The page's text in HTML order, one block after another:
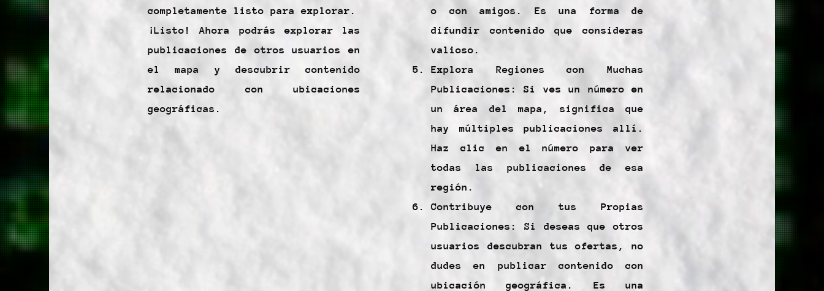
completamente listo para explorar.
¡Listo! Ahora podrás explorar las
publicaciones de otros usuarios en
el mapa y descubrir contenido
relacionado con ubicaciones
geográficas.
o con amigos. Es una forma de
difundir contenido que consideras
valioso.
Explora Regiones con Muchas
Publicaciones: Si ves un número en
un área del mapa, significa que
hay múltiples publicaciones allí.
Haz clic en el número para ver
todas las publicaciones de esa
región.
Contribuye con tus Propias
Publicaciones: Si deseas que otros
usuarios descubran tus ofertas, no
dudes en publicar contenido con
ubicación geográfica. Es una